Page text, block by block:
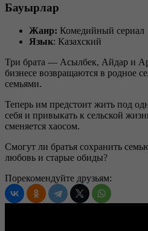
Бауырлар
Жанр: Комедийный сериал
Язык: Казахский
Три брата — Асылбек, Айдар и
бизнесе возвращаются в родное
семьями.
Теперь им предстоит жить под
себя и привыкать к сельской
сменяется хаосом.
Смогут ли братья сохранить
любовь и старые обиды?
Порекомендуйте друзьям: